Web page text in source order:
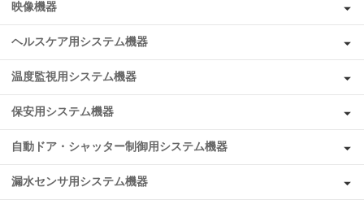
映像機器
ヘルスケア用システム機器
温度監視用システム機器
保安用システム機器
自動ドア・シャッター制御用システム機器
漏水センサ用システム機器